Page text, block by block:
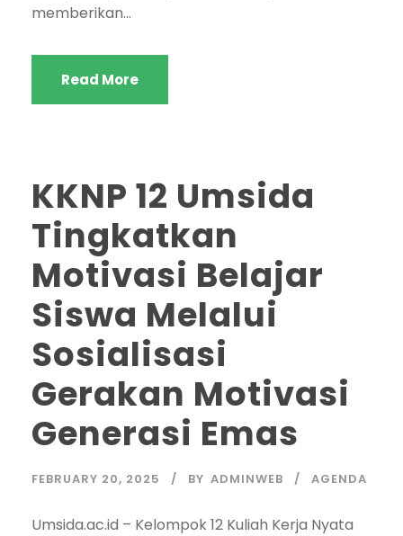
memberikan...
Read More
KKNP 12 Umsida
Tingkatkan
Motivasi Belajar
Siswa Melalui
Sosialisasi
Gerakan Motivasi
Generasi Emas
FEBRUARY 20, 2025 BY ADMINWEB AGENDA
Umsida.ac.id – Kelompok 12 Kuliah Kerja Nyata